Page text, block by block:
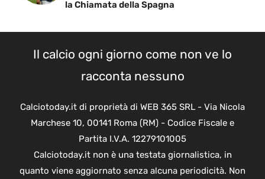
la Chiamata della Spagna
Il calcio ogni giorno come non ve lo
racconta nessuno
Calciotoday.it di proprietà di WEB 365 SRL - Via Nicola
Marchese 10, 00141 Roma (RM) - Codice Fiscale e
Partita I.V.A. 12279101005
Calciotoday.it non è una testata giornalistica, in
quanto viene aggiornato senza alcuna periodicità. Non